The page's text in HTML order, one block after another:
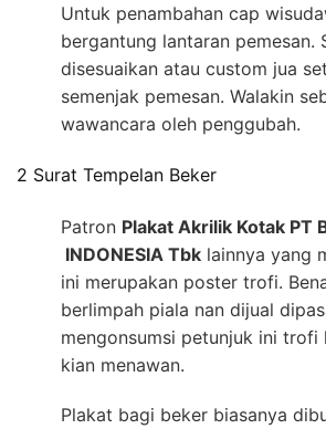
Untuk penambahan cap
bergantung lantaran pemesan.
disesuaikan atau custom jua
semenjak pemesan. Walakin
wawancara oleh penggubah.
2 Surat Tempelan Beker
Patron Plakat Akrilik Kotak PT
INDONESIA Tbk lainnya yang
ini merupakan poster trofi.
berlimpah piala nan dijual
mengonsumsi petunjuk ini trofi
kian menawan.
Plakat bagi beker biasanya